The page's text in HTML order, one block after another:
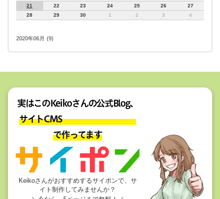
21
22 23 24 25 26
27
28
29 30 1 2 3 4
2020年06月 (9)
実はこのKeikoさんの公式Blog、
サイトCMS
で作ってます
Keikoさんがおすすめするサイポンで、サ
イト制作してみませんか？